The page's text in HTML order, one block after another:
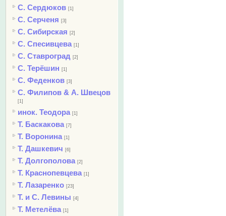
С. Сердюков [1]
С. Серченя [3]
С. Сибирская [2]
С. Спесивцева [1]
С. Ставроград [2]
С. Терёшин [1]
С. Феденков [3]
С. Филипов & А. Швецов
[1]
инок. Теодора [1]
Т. Баскакова [7]
Т. Воронина [1]
Т. Дашкевич [6]
Т. Долгополова [2]
Т. Краснопевцева [1]
Т. Лазаренко [23]
Т. и С. Левины [4]
Т. Метелёва [1]